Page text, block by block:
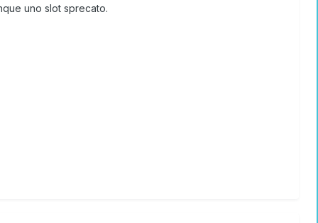
uno slot sprecato.